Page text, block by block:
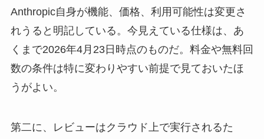
Anthropic自身が機能、価格、利用可能性は変更さ
れうると明記している。今見えている仕様は、あ
くまで2026年4月23日時点のものだ。料金や無料回
数の条件は特に変わりやすい前提で見ておいたほ
うがよい。
第二に、レビューはクラウド上で実行されるた